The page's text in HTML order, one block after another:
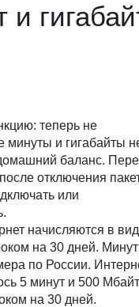
теперь не
минуты и гигабайты
баланс.
отключения
или
начисляются в
на 30 дней.
по России.
5 минут и 500 Мбайт
на 30 дней.